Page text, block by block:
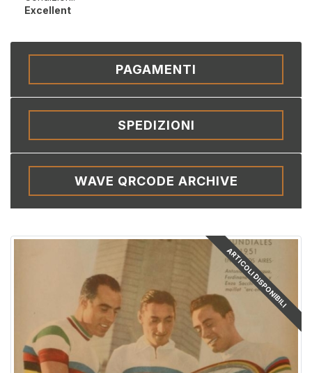
ARTICOLI DISPONIBILI
Excellent
PAGAMENTI
SPEDIZIONI
WAVE QRCODE ARCHIVE